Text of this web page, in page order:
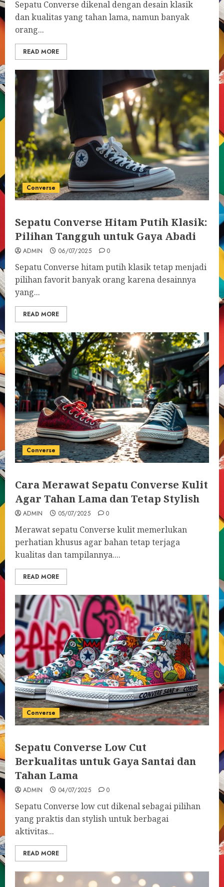
Sepatu Converse dikenal dengan desain klasik
dan kualitas yang tahan lama, namun banyak
orang...
READ MORE
Converse
Sepatu Converse Hitam Putih Klasik:
Pilihan Tangguh untuk Gaya Abadi
ADMIN 06/07/2025 0
Sepatu Converse hitam putih klasik tetap menjadi
pilihan favorit banyak orang karena desainnya
yang...
READ MORE
Converse
Cara Merawat Sepatu Converse Kulit
Agar Tahan Lama dan Tetap Stylish
ADMIN 05/07/2025 0
Merawat sepatu Converse kulit memerlukan
perhatian khusus agar bahan tetap terjaga
kualitas dan tampilannya....
READ MORE
Converse
Sepatu Converse Low Cut
Berkualitas untuk Gaya Santai dan
Tahan Lama
ADMIN 04/07/2025 0
Sepatu Converse low cut dikenal sebagai pilihan
yang praktis dan stylish untuk berbagai
aktivitas...
READ MORE